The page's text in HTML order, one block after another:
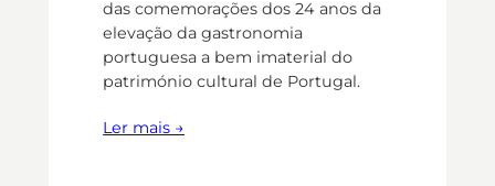
das comemorações dos 24 anos da
elevação da gastronomia
portuguesa a bem imaterial do
património cultural de Portugal.
Ler mais →